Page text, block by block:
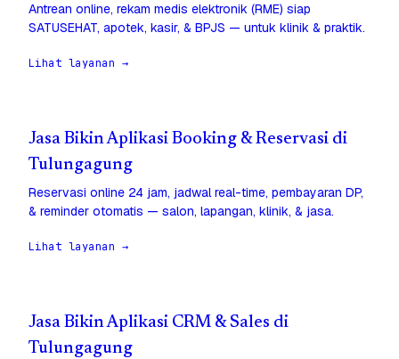
Antrean online, rekam medis elektronik (RME) siap
SATUSEHAT, apotek, kasir, & BPJS — untuk klinik & praktik.
Lihat layanan →
Jasa Bikin Aplikasi Booking & Reservasi di
Tulungagung
Reservasi online 24 jam, jadwal real-time, pembayaran DP,
& reminder otomatis — salon, lapangan, klinik, & jasa.
Lihat layanan →
Jasa Bikin Aplikasi CRM & Sales di
Tulungagung